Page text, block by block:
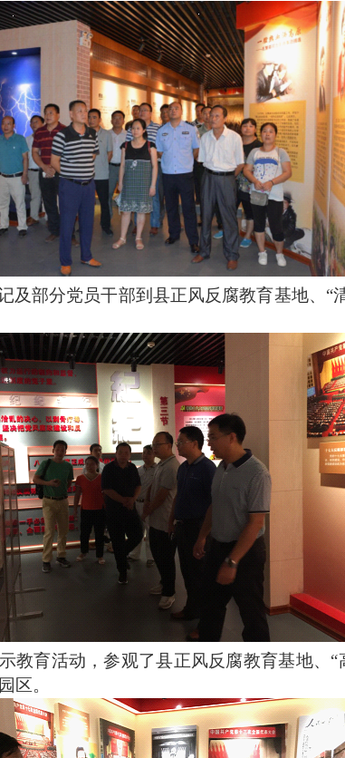
部分党员干部到县正风反腐教育基地、“
教育活动，参观了县正风反腐教育基地、
区。